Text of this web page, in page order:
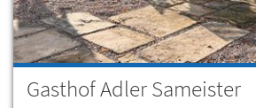
Gasthof Adler Sameister